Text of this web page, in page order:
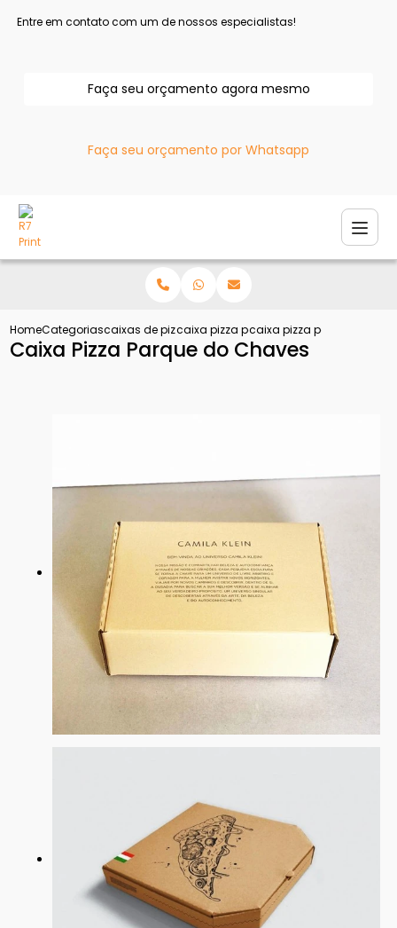
Entre em contato com um de nossos especialistas!
Faça seu orçamento agora mesmo
Faça seu orçamento por Whatsapp
HomeCategoriascaixas de pizzacaixa pizza personalizada
caixa pizza parque do
Caixa Pizza Parque do Chaves